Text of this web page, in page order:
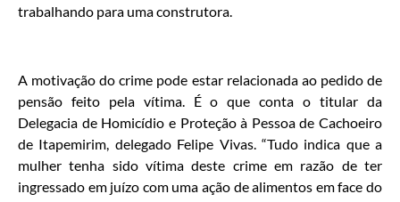
trabalhando para uma construtora.
A motivação do crime pode estar relacionada ao pedido de
pensão feito pela vítima. É o que conta o titular da
Delegacia de Homicídio e Proteção à Pessoa de Cachoeiro
de Itapemirim, delegado Felipe Vivas. “Tudo indica que a
mulher tenha sido vítima deste crime em razão de ter
ingressado em juízo com uma ação de alimentos em face do